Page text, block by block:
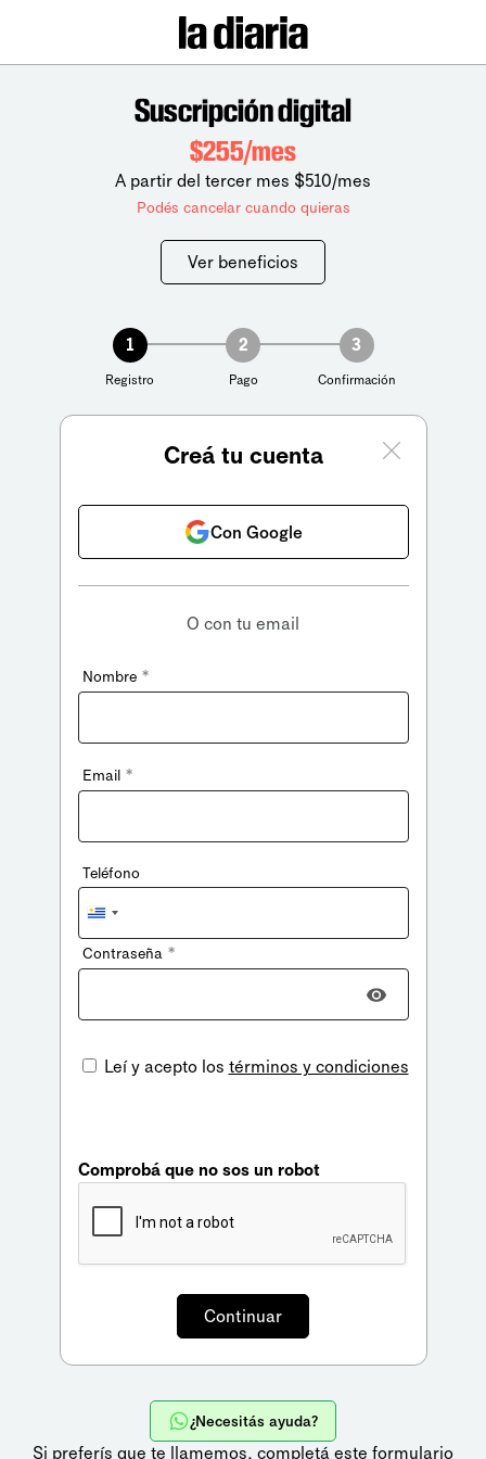
Suscripción digital
$255/mes
A partir del tercer mes $510/mes
Podés cancelar cuando quieras
Ver beneficios
1
Registro
2
Pago
3
Confirmación
Creá tu cuenta
Con Google
O con tu email
Nombre *
Email *
Teléfono
Uruguay
+598
Contraseña *
Leí y acepto los términos y condiciones
Comprobá que no sos un robot
¿Necesitás ayuda?
Si preferís que te llamemos, completá este formulario